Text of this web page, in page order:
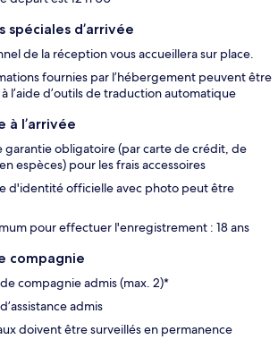
spéciales d’arrivée
de la réception vous accueillera sur place.
fournies par l’hébergement peuvent être
l’aide d’outils de traduction automatique
à l’arrivée
garantie obligatoire (par carte de crédit, de
espèces) pour les frais accessoires
d'identité officielle avec photo peut être
pour effectuer l'enregistrement : 18 ans
compagnie
compagnie admis (max. 2)*
admis
doivent être surveillés en permanence